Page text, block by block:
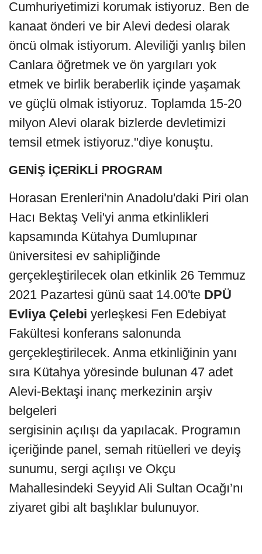
Cumhuriyetimizi korumak istiyoruz. Ben de
kanaat önderi ve bir Alevi dedesi olarak
öncü olmak istiyorum. Aleviliği yanlış bilen
Canlara öğretmek ve ön yargıları yok
etmek ve birlik beraberlik içinde yaşamak
ve güçlü olmak istiyoruz. Toplamda 15-20
milyon Alevi olarak bizlerde devletimizi
temsil etmek istiyoruz."diye konuştu.
GENİŞ İÇERİKLİ PROGRAM
Horasan Erenleri'nin Anadolu'daki Piri olan
Hacı Bektaş Veli'yi anma etkinlikleri
kapsamında Kütahya Dumlupınar
üniversitesi ev sahipliğinde
gerçekleştirilecek olan etkinlik 26 Temmuz
2021 Pazartesi günü saat 14.00'te DPÜ
Evliya Çelebi yerleşkesi Fen Edebiyat
Fakültesi konferans salonunda
gerçekleştirilecek. Anma etkinliğinin yanı
sıra Kütahya yöresinde bulunan 47 adet
Alevi-Bektaşi inanç merkezinin arşiv
belgeleri
sergisinin açılışı da yapılacak. Programın
içeriğinde panel, semah ritüelleri ve deyiş
sunumu, sergi açılışı ve Okçu
Mahallesindeki Seyyid Ali Sultan Ocağı’nı
ziyaret gibi alt başlıklar bulunuyor.